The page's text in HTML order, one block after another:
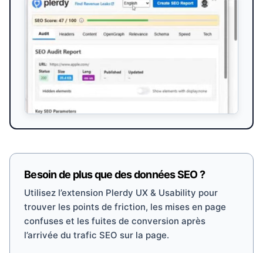
Besoin de plus que des données SEO ?
Utilisez l’extension Plerdy UX & Usability pour
trouver les points de friction, les mises en page
confuses et les fuites de conversion après
l’arrivée du trafic SEO sur la page.